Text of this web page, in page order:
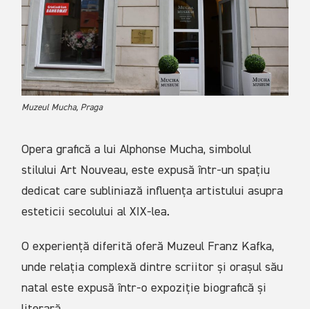
Muzeul Mucha, Praga
Opera grafică a lui Alphonse Mucha, simbolul
stilului Art Nouveau, este expusă într-un spațiu
dedicat care subliniază influența artistului asupra
esteticii secolului al XIX-lea.
O experiență diferită oferă Muzeul Franz Kafka,
unde relația complexă dintre scriitor și orașul său
natal este expusă într-o expoziție biografică și